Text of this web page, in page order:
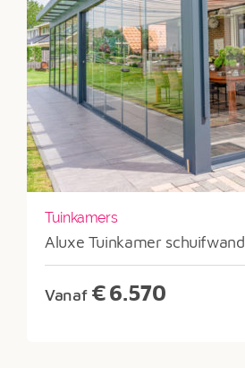
Tuinkamers
Aluxe Tuinkamer schuifwand
Vanaf €6.570